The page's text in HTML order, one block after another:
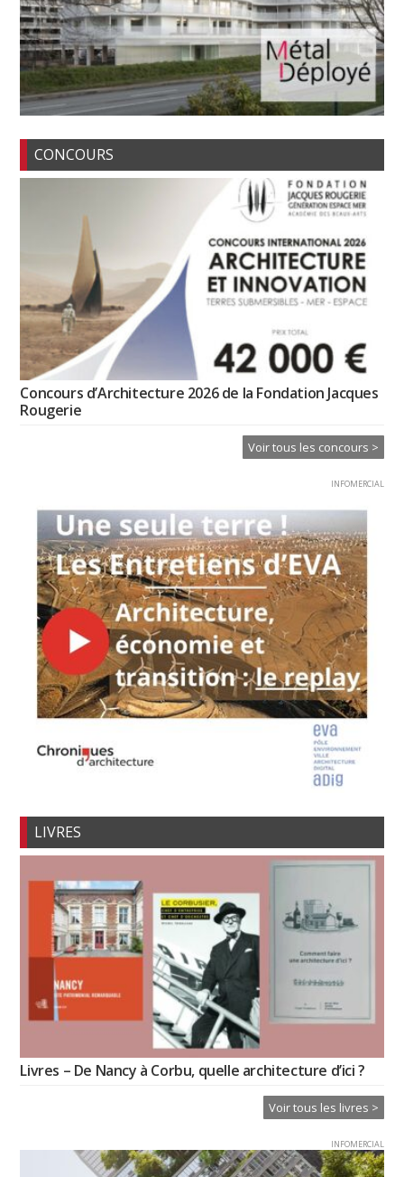
CONCOURS
Concours d’Architecture 2026 de la Fondation Jacques
Rougerie
Voir tous les concours >
INFOMERCIAL
LIVRES
Livres – De Nancy à Corbu, quelle architecture d’ici ?
Voir tous les livres >
INFOMERCIAL